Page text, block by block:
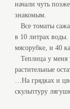
начали чуть
знакомым.
Все томаты
в 10 литрах
мясорубке, и 40
Теплица у меня
растительные
…На грядках и
скульптуру